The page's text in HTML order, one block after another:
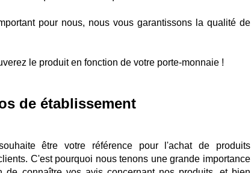
pour nous, nous vous garantissons la qualité de
le produit en fonction de votre porte-monnaie !
de établissement
être votre référence pour l'achat de produits
C'est pourquoi nous tenons une grande importance